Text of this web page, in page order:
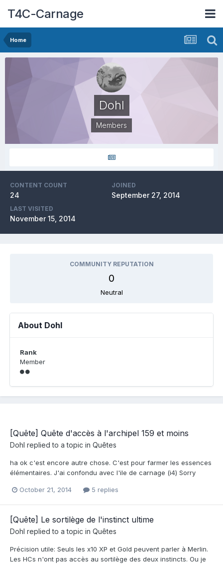
T4C-Carnage
Home
Dohl
Members
CONTENT COUNT
24
JOINED
September 27, 2014
LAST VISITED
November 15, 2014
COMMUNITY REPUTATION
0
Neutral
About Dohl
Rank
Member
[Quête] Quête d'accès à l'archipel 159 et moins
Dohl replied to a topic in Quêtes
ha ok c'est encore autre chose. C'est pour farmer les essences
élémentaires. J'ai confondu avec l'ile de carnage (i4) Sorry
October 21, 2014 5 replies
[Quête] Le sortilège de l'instinct ultime
Dohl replied to a topic in Quêtes
Précision utile: Seuls les x10 XP et Gold peuvent parler à Merlin.
Les HCs n'ont pas accès au sortilège des deux instincts. Ou je